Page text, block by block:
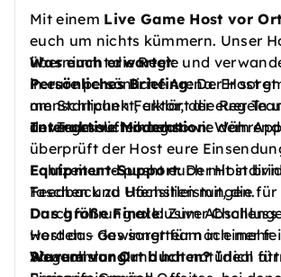
Mit einem Live Game Host vor Ort
euch um nichts kümmern. Unser
übernimmt die Regie und
in eure persönliche Arena. Er
menschlichen Faktor, der euer
unvergesslich macht.
Was euch erwartet:
Persönliches Briefing:Der Host
am Startpunkt, erklärt die Regeln
der Teamaufteilung sowie dem
Interaktive Moderation:Während
überprüft der Host eure
Echtzeit und pusht euch mit
Feedback zu Höchstleistungen.
Equipment-Support:Der Host
Taschen und Utensilien mit, die für
Durchführung exklusiver
werden – das sorgt für noch mehr
Abwechslung!
Das große Finale:Zum
Host das Gewinnerteam in einer
Siegerehrung und hat natürlich
Warum vor Ort buchen?Ideal für